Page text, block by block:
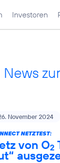
Investoren
November 2024
NETZTEST:
von O2